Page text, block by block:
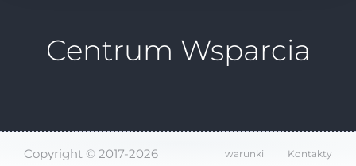
Centrum Wsparcia
Copyright © 2017-2026 warunki Kontakty